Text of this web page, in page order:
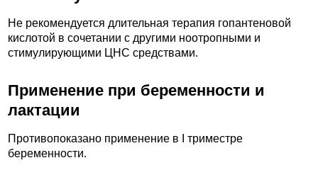
Не рекомендуется длительная терапия гопантеновой
кислотой в сочетании с другими ноотропными и
стимулирующими ЦНС средствами.
Применение при беременности и
лактации
Противопоказано применение в I триместре
беременности.